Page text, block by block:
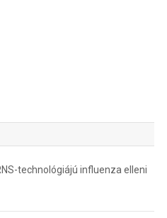
technológiájú influenza elleni